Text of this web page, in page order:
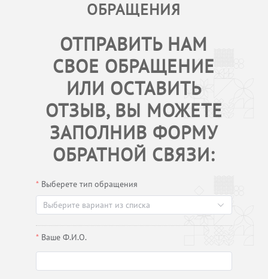
ОБРАЩЕНИЯ
ОТПРАВИТЬ НАМ
СВОЕ ОБРАЩЕНИЕ
ИЛИ ОСТАВИТЬ
ОТЗЫВ, ВЫ МОЖЕТЕ
ЗАПОЛНИВ ФОРМУ
ОБРАТНОЙ СВЯЗИ:
Выберете тип обращения
Выберите вариант из списка
Ваше Ф.И.О.